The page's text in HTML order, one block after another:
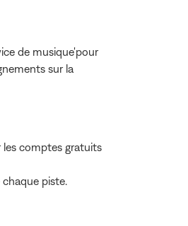
de musique'pour
sur la
les comptes gratuits
piste.